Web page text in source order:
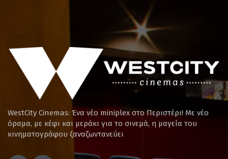
WestCity Cinemas: Ένα νέο miniplex στο Περιστέρι! Mε νέο
όραμα, με κέφι και μεράκι για το σινεμά, η μαγεία του
κινηματογράφου ξαναζωντανεύει